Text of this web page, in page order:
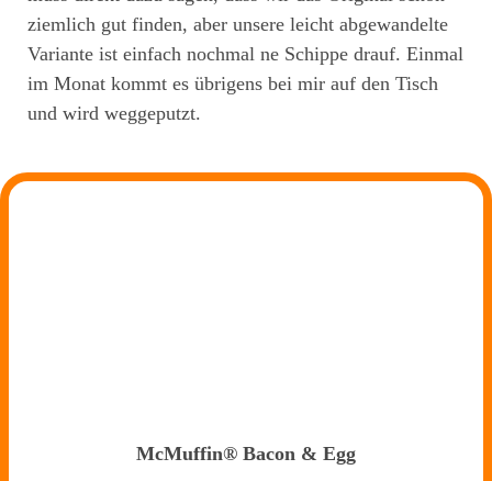
ziemlich gut finden, aber unsere leicht abgewandelte
Variante ist einfach nochmal ne Schippe drauf. Einmal
im Monat kommt es übrigens bei mir auf den Tisch
und wird weggeputzt.
McMuffin® Bacon & Egg